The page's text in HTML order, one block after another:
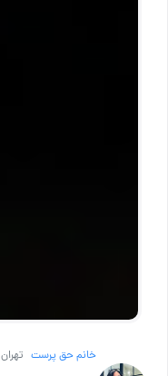
خانم حق پرست تهران